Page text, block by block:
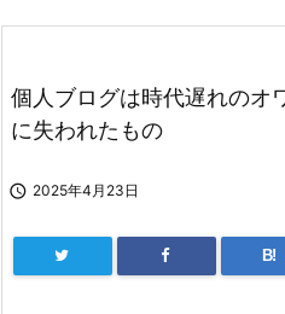
個人ブログは時代遅れのオ
に失われたもの
 2025年4月23日
B!